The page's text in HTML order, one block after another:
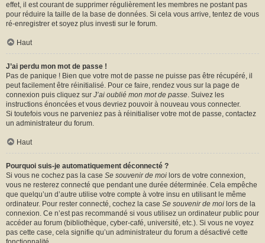
effet, il est courant de supprimer régulièrement les membres ne postant pas
pour réduire la taille de la base de données. Si cela vous arrive, tentez de vous
ré-enregistrer et soyez plus investi sur le forum.
Haut
J’ai perdu mon mot de passe !
Pas de panique ! Bien que votre mot de passe ne puisse pas être récupéré, il
peut facilement être réinitialisé. Pour ce faire, rendez vous sur la page de
connexion puis cliquez sur J’ai oublié mon mot de passe. Suivez les
instructions énoncées et vous devriez pouvoir à nouveau vous connecter.
Si toutefois vous ne parveniez pas à réinitialiser votre mot de passe, contactez
un administrateur du forum.
Haut
Pourquoi suis-je automatiquement déconnecté ?
Si vous ne cochez pas la case Se souvenir de moi lors de votre connexion,
vous ne resterez connecté que pendant une durée déterminée. Cela empêche
que quelqu’un d’autre utilise votre compte à votre insu en utilisant le même
ordinateur. Pour rester connecté, cochez la case Se souvenir de moi lors de la
connexion. Ce n’est pas recommandé si vous utilisez un ordinateur public pour
accéder au forum (bibliothèque, cyber-café, université, etc.). Si vous ne voyez
pas cette case, cela signifie qu’un administrateur du forum a désactivé cette